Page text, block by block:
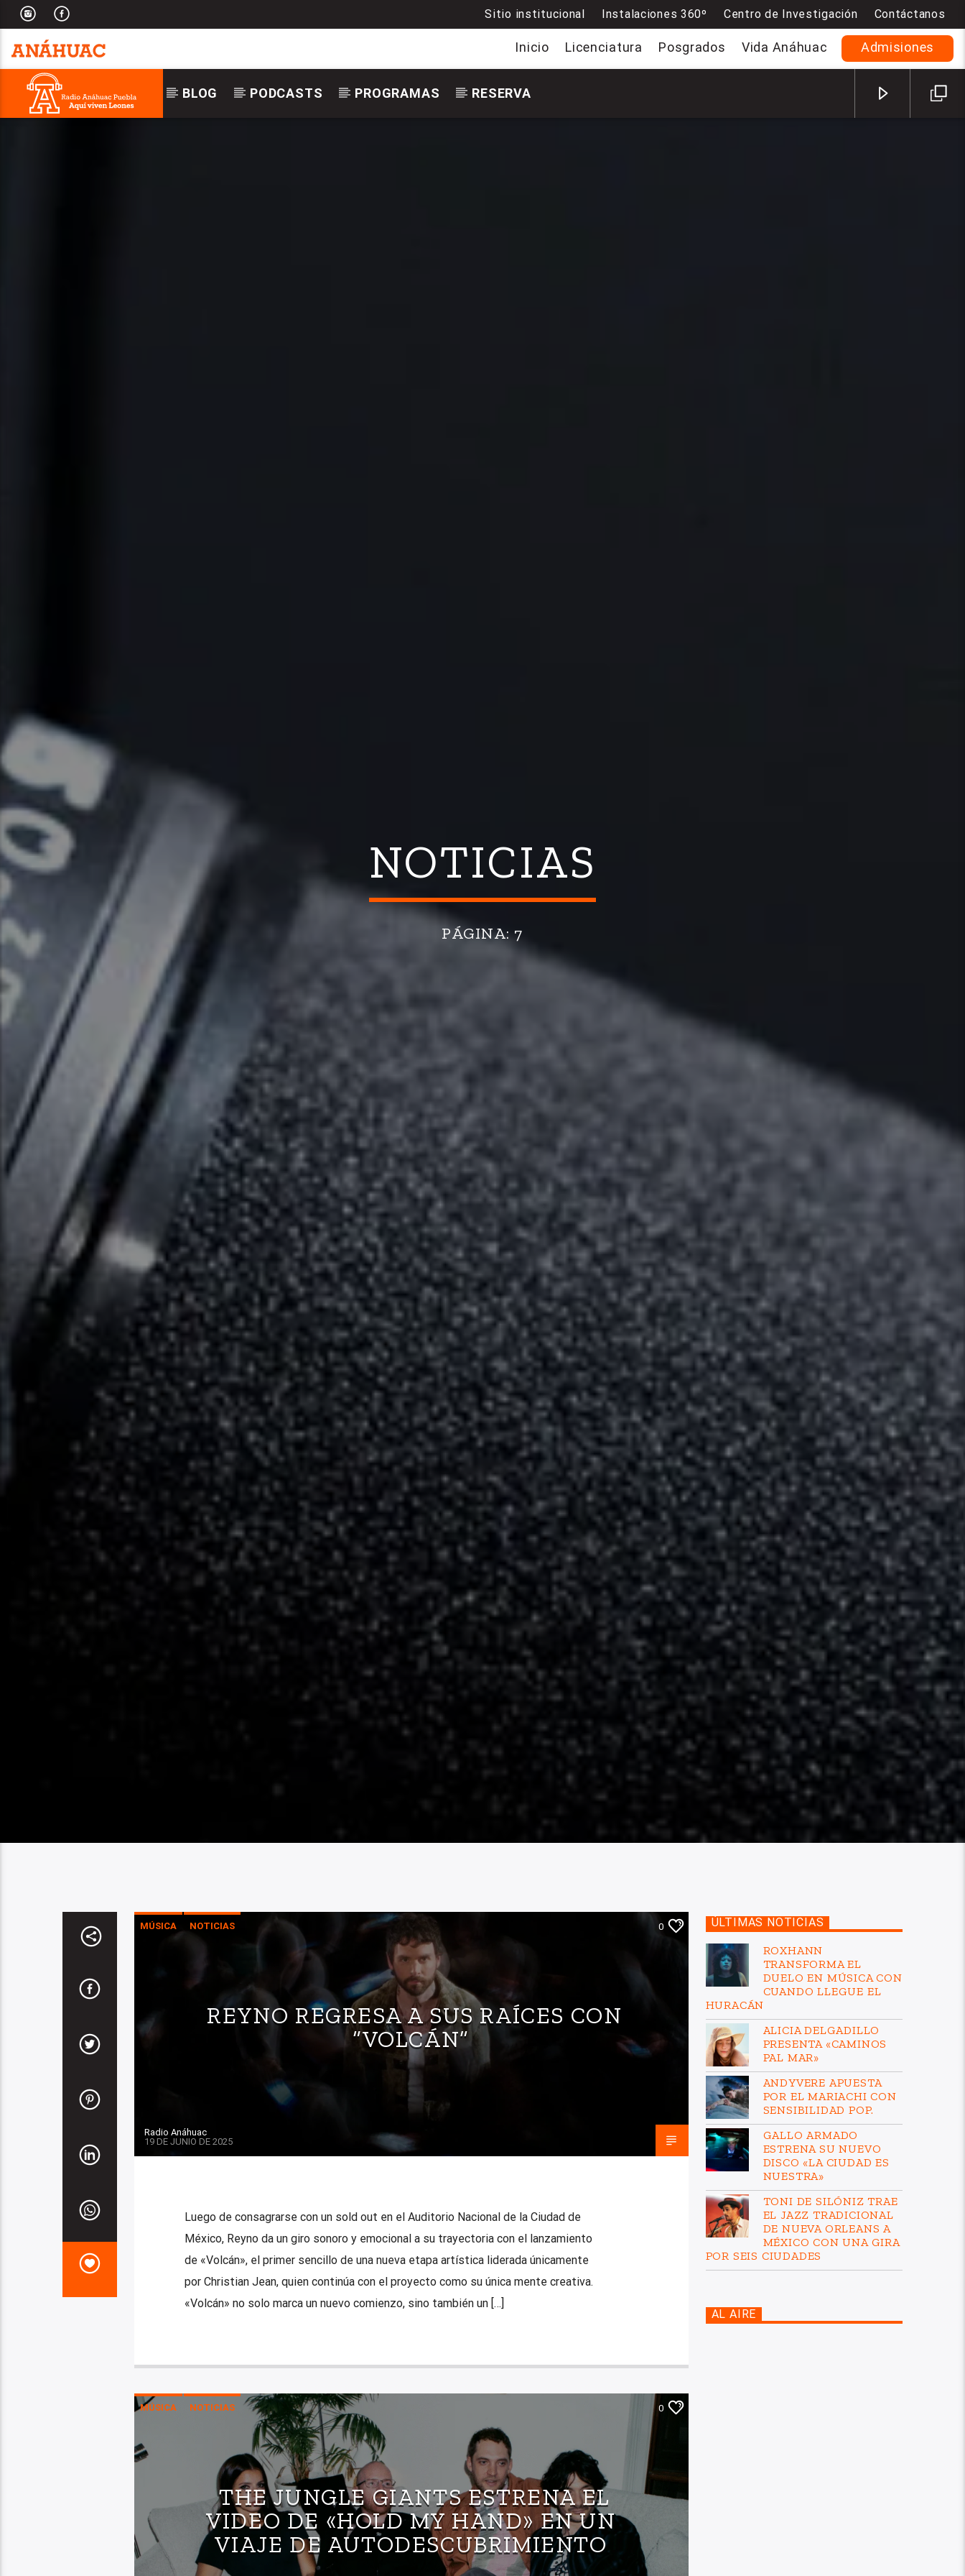
Contáctanos
Centro de Investigación
Instalaciones 360º
Sitio institucional
Inicio Licenciatura Posgrados Vida Anáhuac Admisiones
BLOG PODCASTS PROGRAMAS RESERVA
NOTICIAS
PÁGINA: 7
MÚSICA NOTICIAS 0
REYNO REGRESA A SUS RAÍCES CON
“VOLCÁN”
Radio Anáhuac
19 DE JUNIO DE 2025
Luego de consagrarse con un sold out en el Auditorio Nacional de la Ciudad de
México, Reyno da un giro sonoro y emocional a su trayectoria con el lanzamiento
de «Volcán», el primer sencillo de una nueva etapa artística liderada únicamente
por Christian Jean, quien continúa con el proyecto como su única mente creativa.
«Volcán» no solo marca un nuevo comienzo, sino también un […]
MÚSICA NOTICIAS 0
THE JUNGLE GIANTS ESTRENA EL
VIDEO DE «HOLD MY HAND» EN UN
VIAJE DE AUTODESCUBRIMIENTO
ÚLTIMAS NOTICIAS
ROXHANN
TRANSFORMA EL
DUELO EN MÚSICA CON
CUANDO LLEGUE EL
HURACÁN
ALICIA DELGADILLO
PRESENTA «CAMINOS
PAL MAR»
ANDYVERE APUESTA
POR EL MARIACHI CON
SENSIBILIDAD POP.
GALLO ARMADO
ESTRENA SU NUEVO
DISCO «LA CIUDAD ES
NUESTRA»
TONI DE SILÓNIZ TRAE
EL JAZZ TRADICIONAL
DE NUEVA ORLEANS A
MÉXICO CON UNA GIRA
POR SEIS CIUDADES
AL AIRE